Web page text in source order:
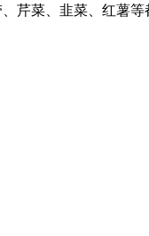
芹菜、韭菜、红薯